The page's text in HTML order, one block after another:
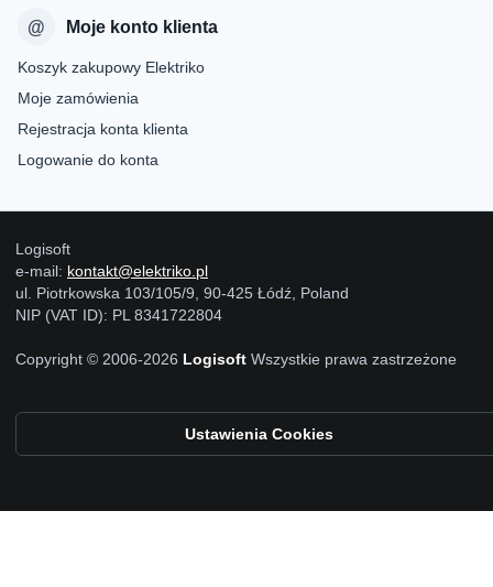
Moje konto klienta
Koszyk zakupowy Elektriko
Moje zamówienia
Rejestracja konta klienta
Logowanie do konta
Logisoft
e-mail: kontakt@elektriko.pl
ul. Piotrkowska 103/105/9, 90-425 Łódź, Poland
NIP (VAT ID): PL 8341722804
Copyright © 2006-2026 Logisoft Wszystkie prawa zastrzeżone
Ustawienia Cookies